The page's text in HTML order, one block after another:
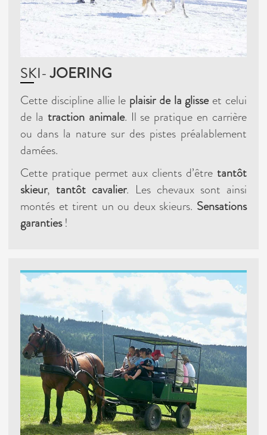
SKI- JOERING
Cette discipline allie le plaisir de la glisseet celui
de la traction animale. Il se pratique en carrière
ou dans la nature sur des pistes préalablement
damées.
Cette pratique permet aux clients d’être tantôt
skieur,tantôt cavalier. Les chevaux sont ainsi
montés et tirent un ou deux skieurs. Sensations
garanties!